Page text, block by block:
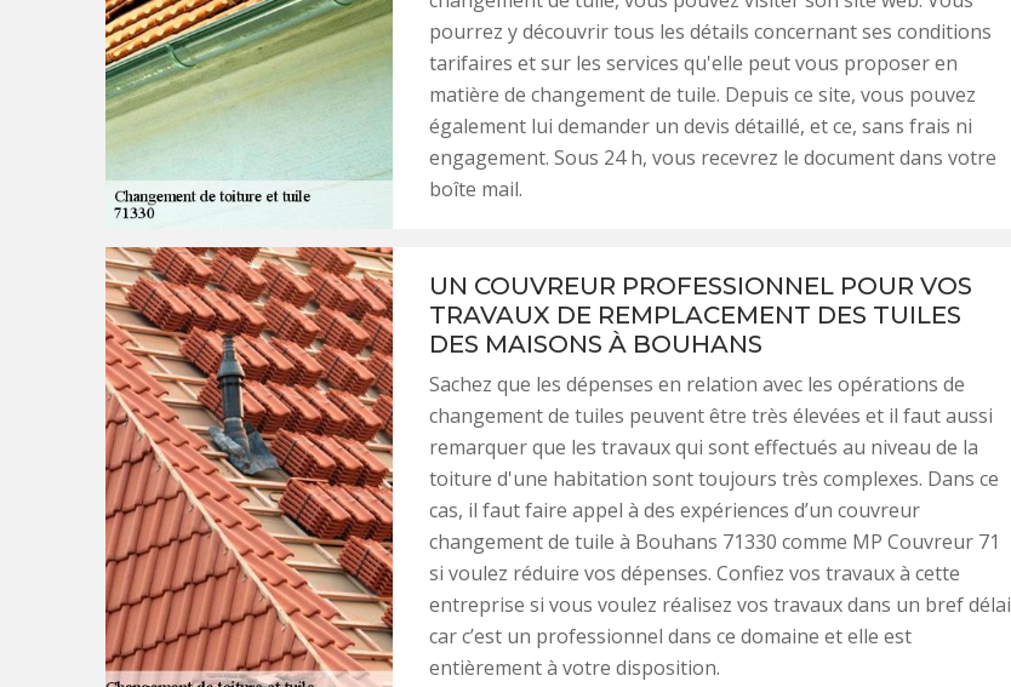
pourrez y découvrir tous les détails concernant ses conditions
tarifaires et sur les services qu'elle peut vous proposer en
matière de changement de tuile. Depuis ce site, vous pouvez
également lui demander un devis détaillé, et ce, sans frais ni
engagement. Sous 24 h, vous recevrez le document dans votre
boîte mail.
UN COUVREUR PROFESSIONNEL POUR VOS
TRAVAUX DE REMPLACEMENT DES TUILES
DES MAISONS À BOUHANS
Sachez que les dépenses en relation avec les opérations de
changement de tuiles peuvent être très élevées et il faut aussi
remarquer que les travaux qui sont effectués au niveau de la
toiture d'une habitation sont toujours très complexes. Dans ce
cas, il faut faire appel à des expériences d’un couvreur
changement de tuile à Bouhans 71330 comme MP Couvreur 71
si voulez réduire vos dépenses. Confiez vos travaux à cette
entreprise si vous voulez réalisez vos travaux dans un bref délai
car c’est un professionnel dans ce domaine et elle est
entièrement à votre disposition.